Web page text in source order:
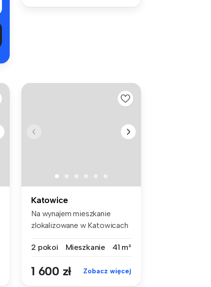
Katowice
Na wynajem mieszkanie
zlokalizowane w Katowicach
2 pokoi
Mieszkanie 41 m²
1 600 zł Zobacz więcej